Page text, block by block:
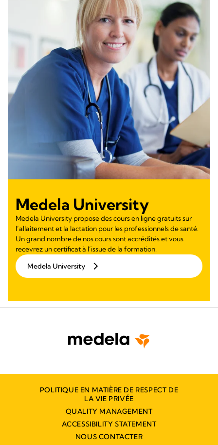
Medela University
Medela University propose des cours en ligne gratuits sur
l’allaitement et la lactation pour les professionnels de santé.
Un grand nombre de nos cours sont accrédités et vous
recevrez un certificat à l’issue de la formation.
Medela University
POLITIQUE EN MATIÈRE DE RESPECT DE
LA VIE PRIVÉE
QUALITY MANAGEMENT
ACCESSIBILITY STATEMENT
NOUS CONTACTER